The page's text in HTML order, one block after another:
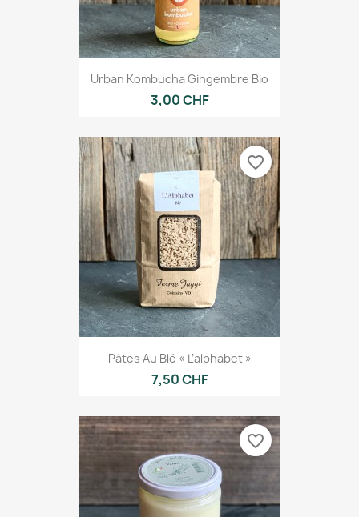
Urban Kombucha Gingembre Bio
3,00 CHF
Pâtes Au Blé « L’alphabet »
7,50 CHF
favorite_border
favorite_border